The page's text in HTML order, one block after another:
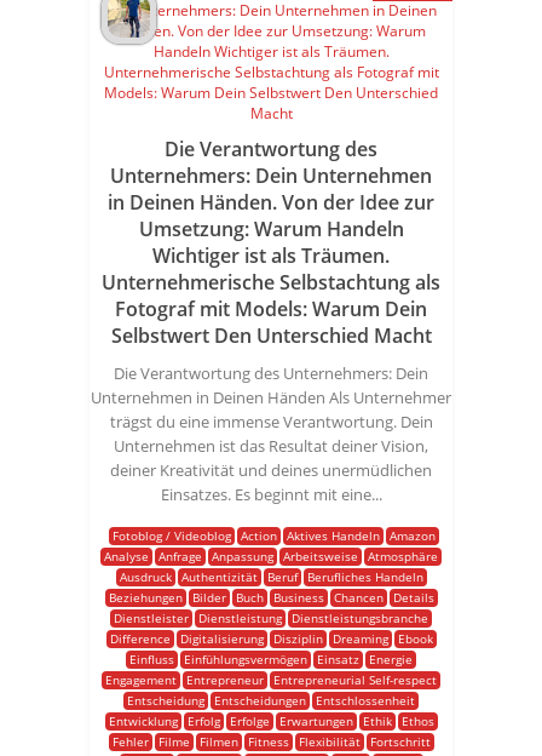
Die Verantwortung des
Unternehmers: Dein Unternehmen
in Deinen Händen. Von der Idee zur
Umsetzung: Warum Handeln
Wichtiger ist als Träumen.
Unternehmerische Selbstachtung als
Fotograf mit Models: Warum Dein
Selbstwert Den Unterschied Macht
Die Verantwortung des Unternehmers: Dein
Unternehmen in Deinen Händen Als Unternehmer
trägst du eine immense Verantwortung. Dein
Unternehmen ist das Resultat deiner Vision,
deiner Kreativität und deines unermüdlichen
Einsatzes. Es beginnt mit eine...
Fotoblog / Videoblog Action Aktives Handeln Amazon
Analyse
Anfrage Anpassung Arbeitsweise
Atmosphäre
Ausdruck
Authentizität Beruf
Berufliches Handeln
Beziehungen
Bilder Buch Business Chancen
Details
Dienstleister
Dienstleistung
Dienstleistungsbranche
Difference
Digitalisierung Disziplin Dreaming
Ebook
Einfluss
Einfühlungsvermögen Einsatz
Energie
Engagement
Entrepreneur
Entrepreneurial Self-respect
Entscheidung
Entscheidungen
Entschlossenheit
Entwicklung
Erfolg Erfolge Erwartungen Ethik
Ethos
Fehler
Filme Filmen Fitness Flexibilität
Fortschritt